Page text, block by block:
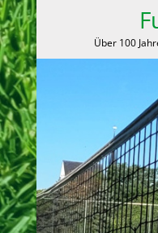
Über 100